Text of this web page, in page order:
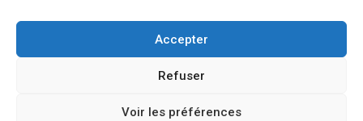
Accepter
Refuser
Voir les préférences
Politique de confidentialité
Politique de cookies (EU)